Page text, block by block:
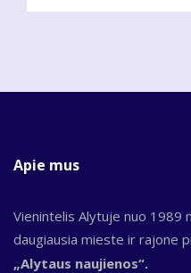
Apie mus
Vienintelis Alytuje nuo 1989
daugiausia mieste ir rajone
„Alytaus naujienos“.